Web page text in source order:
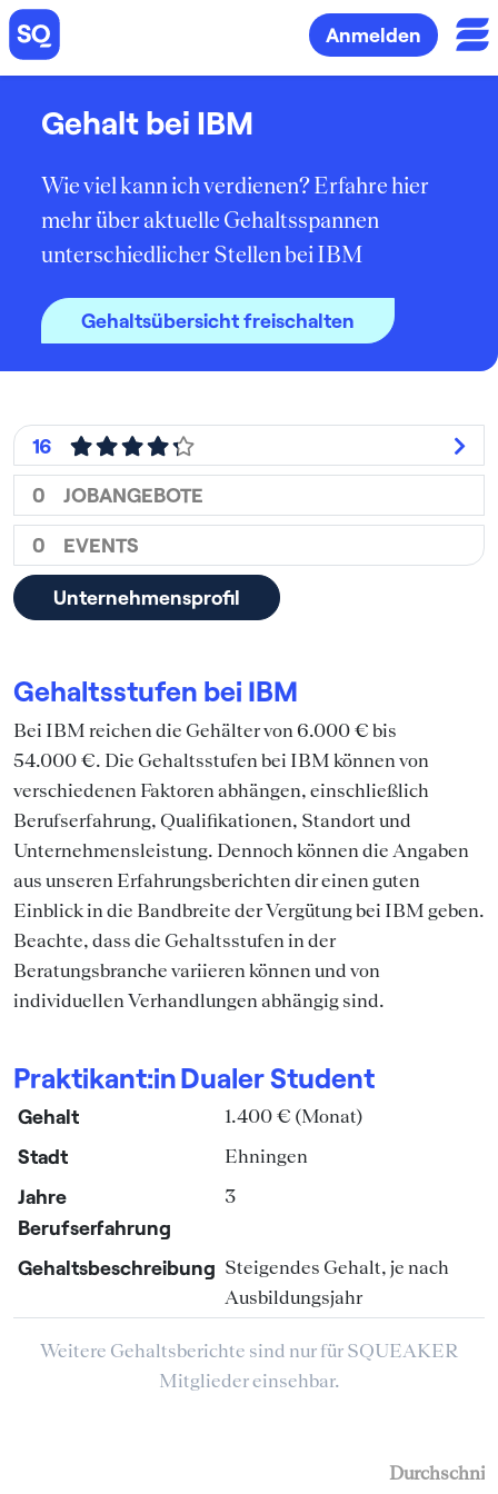
Anmelden
Gehalt bei IBM
Wie viel kann ich verdienen? Erfahre hier
mehr über aktuelle Gehaltsspannen
unterschiedlicher Stellen bei IBM
Gehaltsübersicht freischalten
16
0 JOBANGEBOTE
0 EVENTS
Unternehmensprofil
Gehaltsstufen bei IBM
Bei IBM reichen die Gehälter von 6.000 € bis
54.000 €. Die Gehaltsstufen bei IBM können von
verschiedenen Faktoren abhängen, einschließlich
Berufserfahrung, Qualifikationen, Standort und
Unternehmensleistung. Dennoch können die Angaben
aus unseren Erfahrungsberichten dir einen guten
Einblick in die Bandbreite der Vergütung bei IBM geben.
Beachte, dass die Gehaltsstufen in der
Beratungsbranche variieren können und von
individuellen Verhandlungen abhängig sind.
Praktikant:inDualer Student
Gehalt 1.400 € (Monat)
Stadt Ehningen
Jahre
Berufserfahrung
3
Gehaltsbeschreibung Steigendes Gehalt, je nach
Ausbildungsjahr
Weitere Gehaltsberichte sind nur für SQUEAKER
Mitglieder einsehbar.